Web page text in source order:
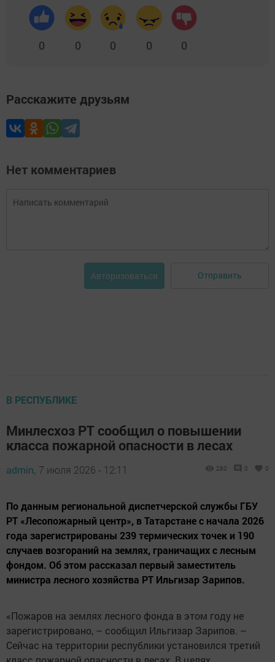
0 0 0 0 0
Расскажите друзьям
Нет комментариев
Авторизоваться Отправить
В РЕСПУБЛИКЕ
Минлесхоз РТ сообщил о повышении
класса пожарной опасности в лесах
admin, 7 июля 2026 - 12:11 280 0 0
По данным региональной диспетчерской службы ГБУ
РТ «Лесопожарный центр», в Татарстане с начала 2026
года зарегистрированы 239 термических точек и 190
случаев возгораний на землях, граничащих с лесным
фондом. Об этом рассказал первый заместитель
министра лесного хозяйства РТ Ильгизар Зарипов.
«Пожаров на землях лесного фонда в этом году не
зарегистрировано, – сообщил Ильгизар Зарипов. –
Сейчас на территории республики установился третий